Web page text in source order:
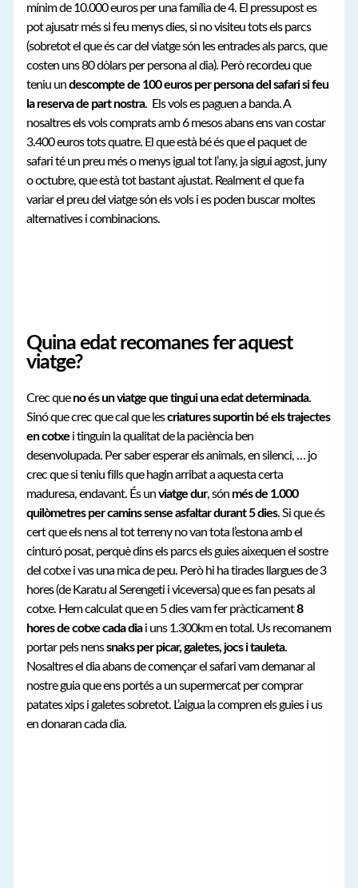
mínim de 10.000 euros per una família de 4. El pressupost es
pot ajusatr més si feu menys dies, si no visiteu tots els parcs
(sobretot el que és car del viatge són les entrades als parcs, que
costen uns 80 dòlars per persona al dia). Però recordeu que
teniu undescompte de 100 euros per persona del safari si feu
la reserva de part nostra. Els vols es paguen a banda. A
nosaltres els vols comprats amb 6 mesos abans ens van costar
3.400 euros tots quatre. El que està bé és que el paquet de
safari té un preu més o menys igual tot l’any, ja sigui agost, juny
o octubre, que està tot bastant ajustat. Realment el que fa
variar el preu del viatge són els vols i es poden buscar moltes
alternatives i combinacions.
Quina edat recomanes fer aquest
viatge?
Crec queno és un viatge que tingui una edat determinada.
Sinó que crec que cal que lescriatures suportin bé els trajectes
en cotxe i tinguin la qualitat de la paciència ben
desenvolupada. Per saber esperar els animals, en silenci, … jo
crec que si teniu fills que hagin arribat a aquesta certa
maduresa, endavant. És unviatge dur, són més de 1.000
quilòmetres per camins sense asfaltar durant 5 dies. Si que és
cert que els nens al tot terreny no van tota l’estona amb el
cinturó posat, perquè dins els parcs els guies aixequen el sostre
del cotxe i vas una mica de peu. Però hi ha tirades llargues de 3
hores (de Karatu al Serengeti i viceversa) que es fan pesats al
cotxe. Hem calculat que en 5 dies vam fer pràcticament8
hores de cotxe cada diai uns 1.300km en total. Us recomanem
portar pels nenssnaks per picar, galetes, jocs i tauleta.
Nosaltres el dia abans de començar el safari vam demanar al
nostre guia que ens portés a un supermercat per comprar
patates xips i galetes sobretot. L’aigua la compren els guies i us
en donaran cada dia.